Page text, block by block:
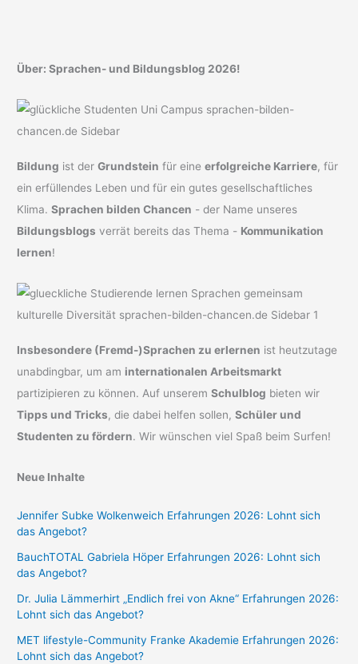
Über: Sprachen- und Bildungsblog 2026!
Bildung ist derGrundstein für eineerfolgreiche Karriere, für
ein erfüllendes Leben und für ein gutes gesellschaftliches
Klima.Sprachen bilden Chancen - der Name unseres
Bildungsblogs verrät bereits das Thema - Kommunikation
lernen!
Insbesondere (Fremd-)Sprachen zu erlernen ist heutzutage
unabdingbar, um am internationalen Arbeitsmarkt
partizipieren zu können. Auf unseremSchulblog bieten wir
Tipps und Tricks, die dabei helfen sollen,Schüler und
Studenten zu fördern. Wir wünschen viel Spaß beim Surfen!
Neue Inhalte
Jennifer Subke Wolkenweich Erfahrungen 2026: Lohnt sich
das Angebot?
BauchTOTAL Gabriela Höper Erfahrungen 2026: Lohnt sich
das Angebot?
Dr. Julia Lämmerhirt „Endlich frei von Akne“ Erfahrungen 2026:
Lohnt sich das Angebot?
MET lifestyle-Community Franke Akademie Erfahrungen 2026:
Lohnt sich das Angebot?